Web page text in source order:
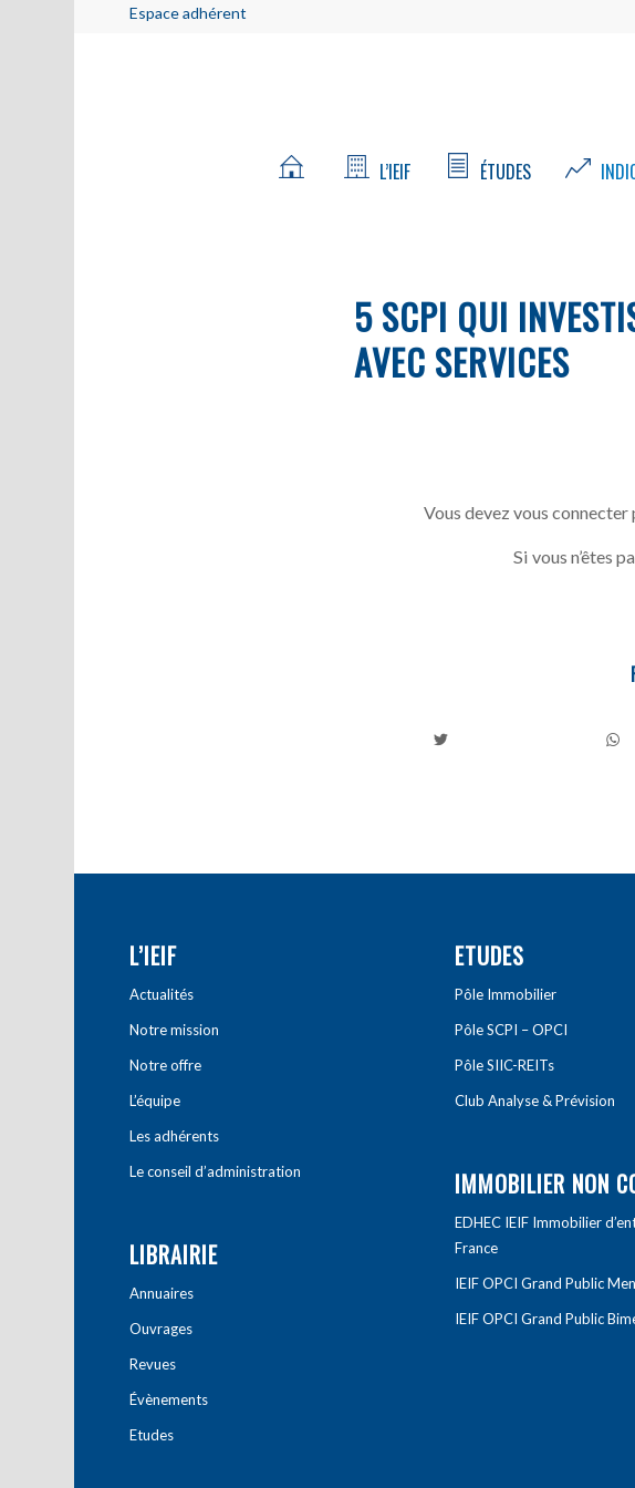
Espace adhérent
L’IEIF ÉTUDES
5 SCPI QUI
AVEC SERVICES
Vous devez vous connecter
Si vous n’êtes
L’IEIF
Actualités
Notre mission
Notre offre
L’équipe
Les adhérents
Le conseil d’administration
LIBRAIRIE
Annuaires
Ouvrages
Revues
Évènements
Etudes
ETUDES
Pôle Immobilier
Pôle SCPI – OPCI
Pôle SIIC-REITs
Club Analyse & Prévision
IMMOBILIER NON
EDHEC IEIF Immobilier
France
IEIF OPCI Grand Public
IEIF OPCI Grand Public